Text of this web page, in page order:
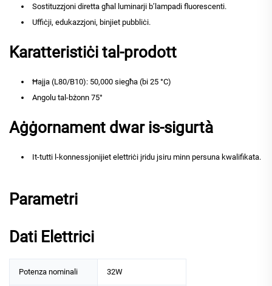
Sostituzzjoni diretta għal luminarji b’lampadi fluorescenti.
Uffiċji, edukazzjoni, binjiet pubbliċi.
Karatteristiċi tal-prodott
Ħajja (L80/B10): 50,000 siegħa (bi 25 °C)
Angolu tal-bżonn 75°
Aġġornament dwar is-sigurtà
It-tutti l-konnessjonijiet elettriċi jridu jsiru minn persuna kwalifikata.
Parametri
Dati Elettrici
Potenza nominali 32W